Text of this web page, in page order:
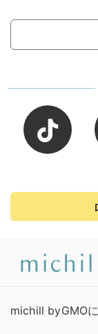
michill byGMO